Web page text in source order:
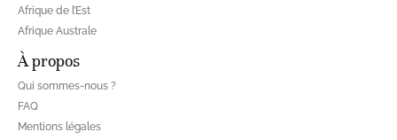
Afrique de l’Est
Afrique Australe
À propos
Qui sommes-nous ?
FAQ
Mentions légales